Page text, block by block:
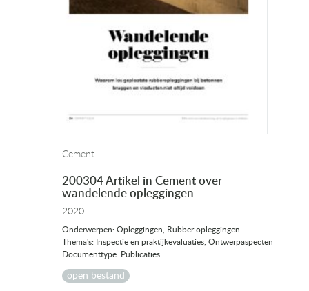
Cement
200304 Artikel in Cement over
wandelende opleggingen
2020
Onderwerpen: Opleggingen, Rubber opleggingen
Thema's: Inspectie en praktijkevaluaties, Ontwerpaspecten
Documenttype: Publicaties
open bestand